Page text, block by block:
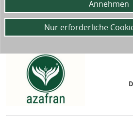
Annehmen
Nur erforderliche